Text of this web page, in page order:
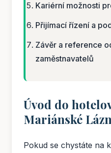
Kariérní možnosti
Přijímací řízení a
Závěr a reference
zaměstnavatelů
Úvod do
Mariánské
Pokud se chystáte na